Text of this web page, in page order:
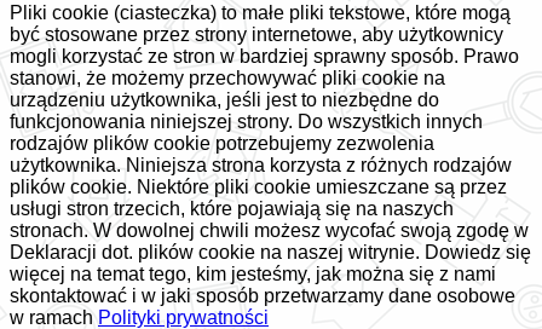
Pliki cookie (ciasteczka) to małe pliki tekstowe, które mogą
być stosowane przez strony internetowe, aby użytkownicy
mogli korzystać ze stron w bardziej sprawny sposób. Prawo
stanowi, że możemy przechowywać pliki cookie na
urządzeniu użytkownika, jeśli jest to niezbędne do
funkcjonowania niniejszej strony. Do wszystkich innych
rodzajów plików cookie potrzebujemy zezwolenia
użytkownika. Niniejsza strona korzysta z różnych rodzajów
plików cookie. Niektóre pliki cookie umieszczane są przez
usługi stron trzecich, które pojawiają się na naszych
stronach. W dowolnej chwili możesz wycofać swoją zgodę w
Deklaracji dot. plików cookie na naszej witrynie. Dowiedz się
więcej na temat tego, kim jesteśmy, jak można się z nami
skontaktować i w jaki sposób przetwarzamy dane osobowe
w ramach Polityki prywatności